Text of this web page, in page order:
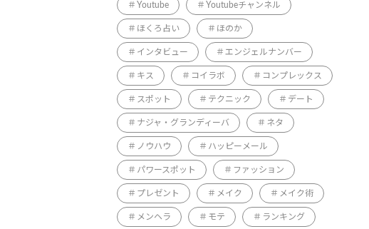
Youtube Youtubeチャンネル
ほくろ占い ほのか
インタビュー エンジェルナンバー
キス コイラボ コンプレックス
スポット テクニック デート
ナジャ・グランディーバ ネタ
ノウハウ ハッピーメール
パワースポット ファッション
プレゼント メイク メイク術
メンヘラ モテ ランキング